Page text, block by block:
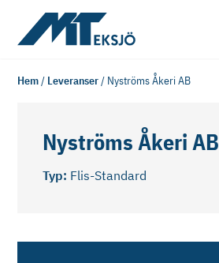
Hem/ Leveranser/ Nyströms Åkeri AB
Nyströms Åkeri AB
Typ: Flis-Standard